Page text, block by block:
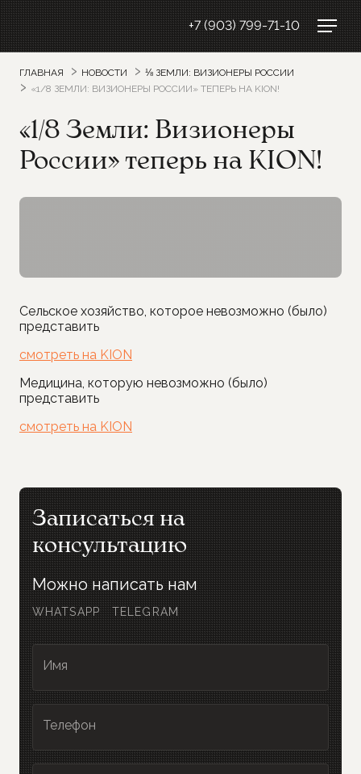
+7 (903) 799-71-10
ГЛАВНАЯ НОВОСТИ
⅛ ЗЕМЛИ: ВИЗИОНЕРЫ РОССИИ
«1/8 ЗЕМЛИ: ВИЗИОНЕРЫ РОССИИ» ТЕПЕРЬ НА KION!
«1/8 Земли: Визионеры
России» теперь на KION!
Сельское хозяйство, которое невозможно (было)
представить
смотреть на KION
Медицина, которую невозможно (было)
представить
смотреть на KION
Записаться на
консультацию
Можно написать нам
WHATSAPP TELEGRAM
Имя
Телефон